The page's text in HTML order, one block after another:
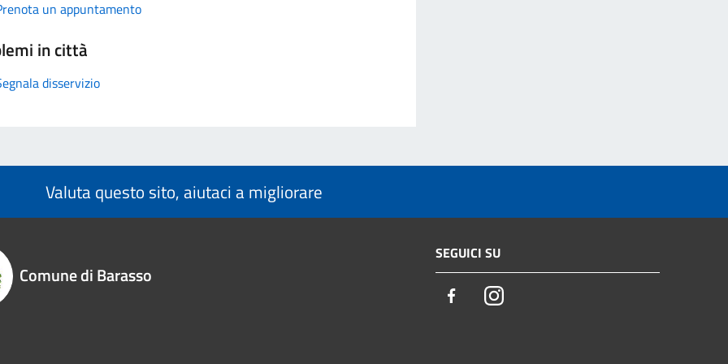
un appuntamento
in città
disservizio
Valuta questo sito, aiutaci a migliorare
Comune di Barasso
SEGUICI SU
FacebookInstagram